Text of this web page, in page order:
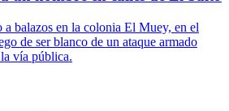
a balazos en la colonia El Muey, en el
de ser blanco de un ataque armado
vía pública.